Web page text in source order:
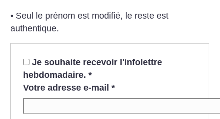
• Seul le prénom est modifié, le reste est
authentique.
Je souhaite recevoir l'infolettre
hebdomadaire. *
Votre adresse e-mail *